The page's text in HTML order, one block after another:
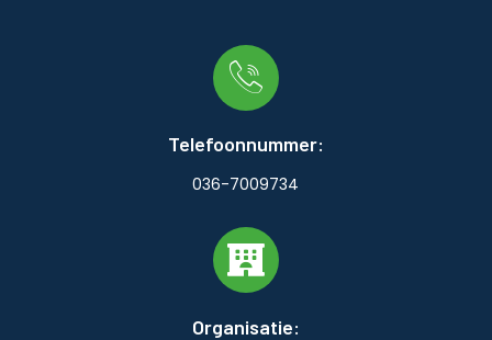
Telefoonnummer:
036-7009734
Organisatie: